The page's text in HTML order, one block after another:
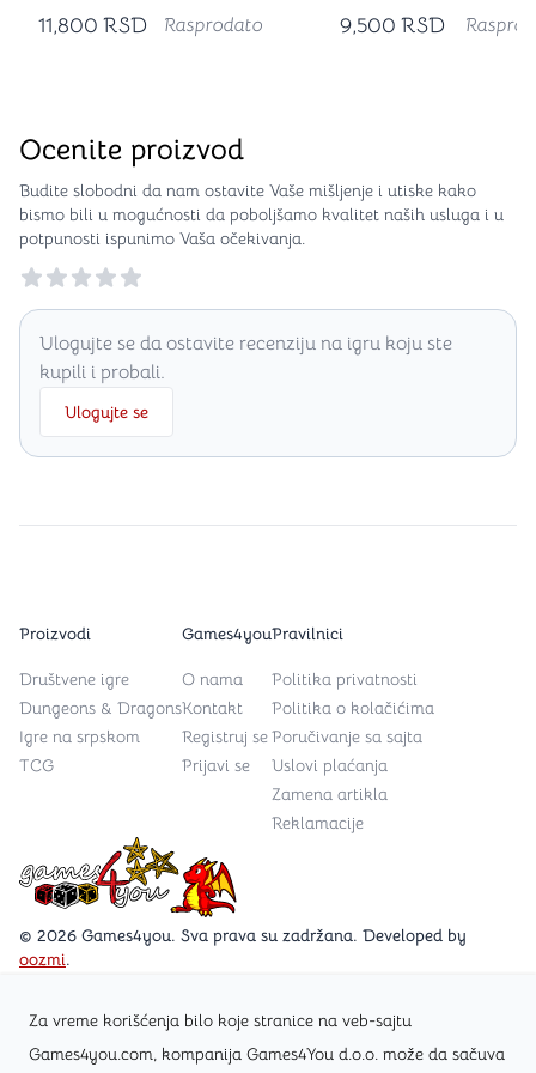
Za vreme korišćenja bilo koje stranice na veb-sajtu
Games4you.com, kompanija Games4You d.o.o. može da sačuva
11,800 RSD Rasprodato 9,500 RSD
Ocenite proizvod
Budite slobodni da nam ostavite Vaše mišljenje i utiske kako
bismo bili u mogućnosti da poboljšamo kvalitet naših usluga i u
potpunosti ispunimo Vaša očekivanja.
Reviews
Ulogujte se da ostavite recenziju na igru koju ste
kupili i probali.
Ulogujte se
Games4you logo
© 2026 Games4you. Sva prava su zadržana. Developed by
oozmi.
Posetite Facebook stranicu /Games4you.rs
Proizvodi
Društvene igre
Dungeons & Dragons
Igre na srpskom
TCG
Games4you
O nama
Kontakt
Registruj se
Prijavi se
Pravilnici
Politika privatnosti
Politika o kolačićima
Poručivanje sa sajta
Uslovi plaćanja
Zamena artikla
Reklamacije